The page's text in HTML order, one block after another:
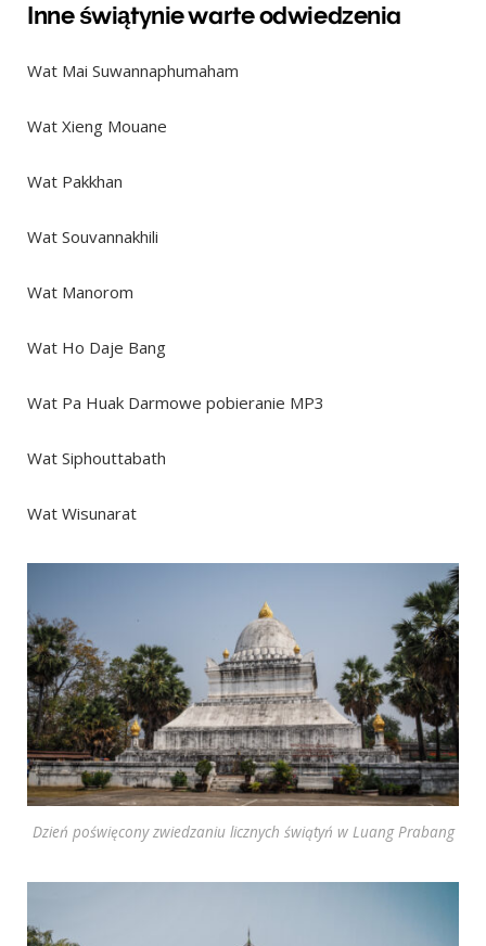
Inne świątynie warte odwiedzenia
Wat Mai Suwannaphumaham
Wat Xieng Mouane
Wat Pakkhan
Wat Souvannakhili
Wat Manorom
Wat Ho Daje Bang
Wat Pa Huak Darmowe pobieranie MP3
Wat Siphouttabath
Wat Wisunarat
Dzień poświęcony zwiedzaniu licznych świątyń w Luang Prabang